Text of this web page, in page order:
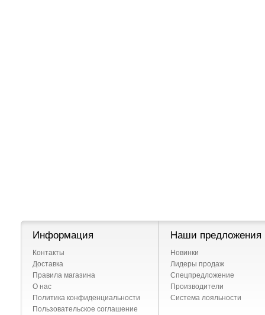
Информация
Контакты
Доставка
Правила магазина
О нас
Политика конфиденциальности
Пользовательское соглашение
Наши предложения
Новинки
Лидеры продаж
Спецпредложение
Производители
Система лояльности